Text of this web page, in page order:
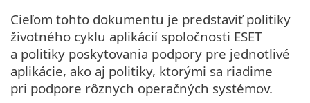
Cieľom tohto dokumentu je predstaviť politiky
životného cyklu aplikácií spoločnosti ESET
a politiky poskytovania podpory pre jednotlivé
aplikácie, ako aj politiky, ktorými sa riadime
pri podpore rôznych operačných systémov.